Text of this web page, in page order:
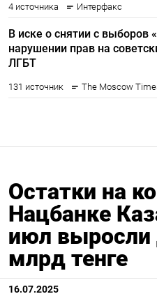
Остатки на
Нацбанке
июл выросли
млрд тенге
16.07.2025